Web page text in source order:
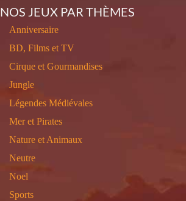
NOS JEUX PAR THÈMES
Anniversaire
BD, Films et TV
Cirque et Gourmandises
Jungle
Légendes Médiévales
Mer et Pirates
Nature et Animaux
Neutre
Noel
Sports